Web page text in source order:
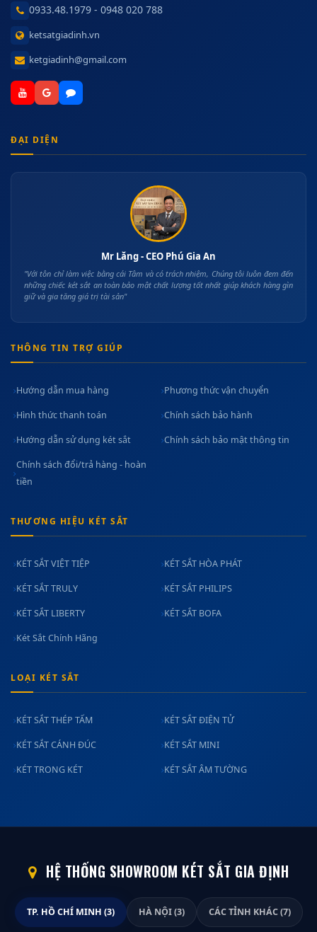
0933.48.1979 - 0948 020 788
ketsatgiadinh.vn
ketgiadinh@gmail.com
ĐẠI DIỆN
Mr Lăng - CEO Phú Gia An
"Với tôn chỉ làm việc bằng cái Tâm và có trách nhiệm, Chúng tôi luôn đem đến
những chiếc két sắt an toàn bảo mật chất lượng tốt nhất giúp khách hàng gìn
giữ và gia tăng giá trị tài sản"
THÔNG TIN TRỢ GIÚP
Hướng dẫn mua hàng Phương thức vận chuyển
Hình thức thanh toán Chính sách bảo hành
Hướng dẫn sử dụng két sắt Chính sách bảo mật thông tin
Chính sách đổi/trả hàng - hoàn
tiền
THƯƠNG HIỆU KÉT SẮT
KÉT SẮT VIỆT TIỆP KÉT SẮT HÒA PHÁT
KÉT SẮT TRULY KÉT SẮT PHILIPS
KÉT SẮT LIBERTY KÉT SẮT BOFA
Két Sắt Chính Hãng
LOẠI KÉT SẮT
KÉT SẮT THÉP TẤM KÉT SẮT ĐIỆN TỬ
KÉT SẮT CÁNH ĐÚC KÉT SẮT MINI
KÉT TRONG KÉT KÉT SẮT ÂM TƯỜNG
HỆ THỐNG SHOWROOM KÉT SẮT GIA ĐỊNH
TP. HỒ CHÍ MINH (3) HÀ NỘI (3) CÁC TỈNH KHÁC (7)